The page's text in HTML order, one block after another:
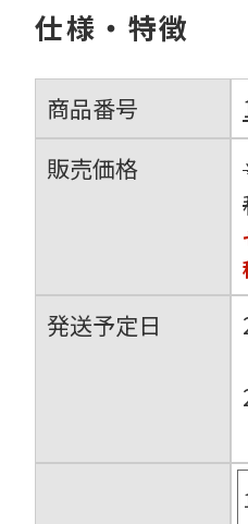
仕様・特徴
商品番号
販売価格
発送予定日